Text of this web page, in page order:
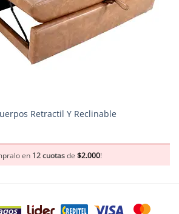
Retractil Y Reclinable
en 12 cuotasde $2.000!